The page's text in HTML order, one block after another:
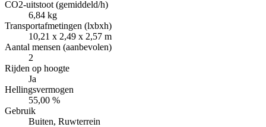
CO2-uitstoot (gemiddeld/h)
6,84 kg
Transportafmetingen (lxbxh)
10,21 x 2,49 x 2,57 m
Aantal mensen (aanbevolen)
2
Rijden op hoogte
Ja
Hellingsvermogen
55,00 %
Gebruik
Buiten, Ruwterrein